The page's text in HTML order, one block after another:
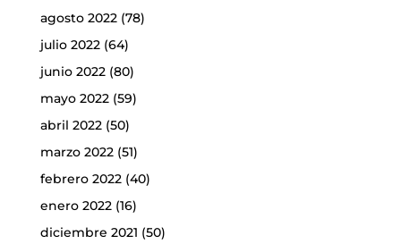
agosto 2022(78)
julio 2022(64)
junio 2022(80)
mayo 2022(59)
abril 2022(50)
marzo 2022(51)
febrero 2022(40)
enero 2022(16)
diciembre 2021 (50)